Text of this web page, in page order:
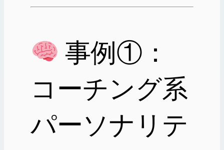
事例①：
コーチング系
パーソナリテ